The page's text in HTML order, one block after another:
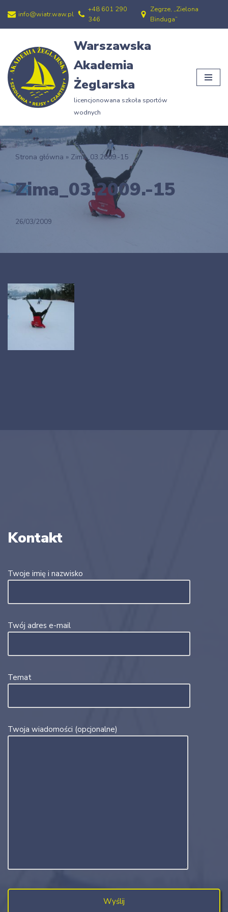
Przejdź
treści
info@wiatr.waw.pl
+48 601 290
346
Zegrze, „Zielona
Binduga”
Warszawska
Akademia
Żeglarska
licencjonowana szkoła sportów
wodnych
Strona główna » Zima_03.2009.-15
Zima_03.2009.-15
26/03/2009
Kontakt
Twoje imię i nazwisko
Twój adres e-mail
Temat
Twoja wiadomości (opcjonalne)